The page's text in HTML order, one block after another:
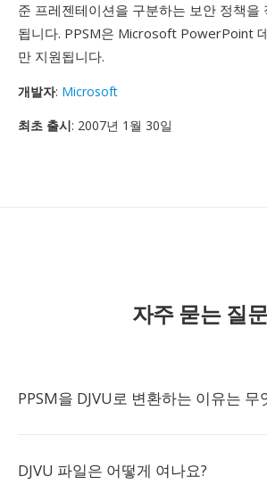
준 프레젠테이션을 구분하는 보안 정책을
됩니다. PPSM은 Microsoft PowerPoint
만 지원됩니다.
개발자: Microsoft
최초 출시: 2007년 1월 30일
자주 묻는 질
PPSM을 DJVU로 변환하는 이유는 무
DJVU 파일은 어떻게 여나요?